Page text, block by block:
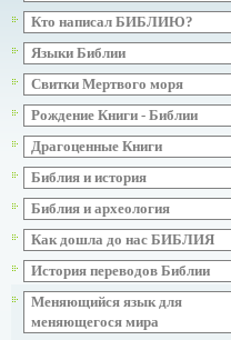
Кто написал БИБЛИЮ?
Языки Библии
Свитки Мертвого моря
Рождение Книги - Библии
Драгоценные Книги
Библия и история
Библия и археология
Как дошла до нас БИБЛИЯ
История переводов Библии
Меняющийся язык для
меняющегося мира